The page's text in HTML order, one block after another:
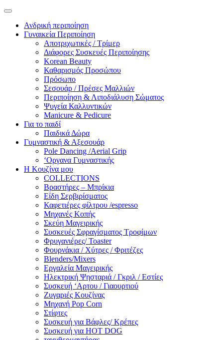
Ανδρική περιποίηση
Γυναικεία Περιποίηση
Αποτριχωτικές / Τρίμερ
Διάφορες Συσκευές Περιποίησης
Korean Beauty
Καθαρισμός Προσώπου
Πρόσωπο
Σεσουάρ / Πρέσες Μαλλιών
Περιποίηση & Λιποδιάλυση Σώματος
Ψυγεία Καλλυντικών
Manicure & Pedicure
Για το παιδί
Παιδικά Δώρα
Γυμναστική & Αξεσουάρ
Pole Dancing /Aerial Grip
‘Οργανα Γυμναστικής
Η Κουζίνα μου
COLLECTIONS
Βραστήρες – Μπρίκια
Είδη Σερβιρίσματος
Καφετιέρες φίλτρου /espresso
Μηχανές Κοπής
Σκεύη Μαγειρικής
Συσκευές Σφραγίσματος Τροφίμων
Φρυγανιέρες/ Toaster
Φουρνάκια / Χύτρες / Φριτέζες
Blenders/Mixers
Εργαλεία Μαγειρικής
Ηλεκτρική Ψησταριά / Γκριλ / Eστίες
Συσκευή ‘Αρτου / Γιαουρτιού
Ζυγαριές Κουζίνας
Μηχανή Pop Corn
Στίφτες
Συσκευή για Βάφλες/ Κρέπες
Συσκευή για HOT DOG